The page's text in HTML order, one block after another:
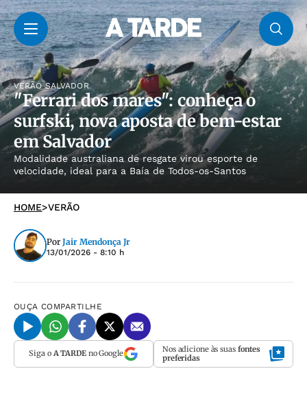
VERÃO SALVADOR
"Ferrari dos mares": conheça o
surfski, nova aposta de bem-estar
em Salvador
Modalidade australiana de resgate virou esporte de
velocidade, ideal para a Baía de Todos-os-Santos
HOME>VERÃO
Por Jair Mendonça Jr
13/01/2026 - 8:10 h
OUÇA COMPARTILHE
Siga o A TARDEno Google Nos adicione às suas fontes
preferidas